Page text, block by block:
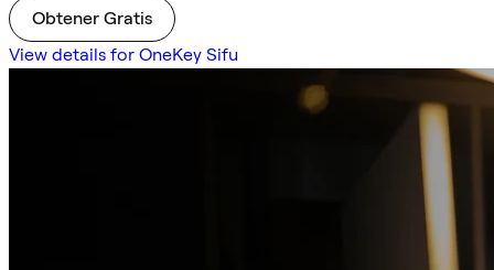
Obtener Gratis
View details for OneKey Sifu